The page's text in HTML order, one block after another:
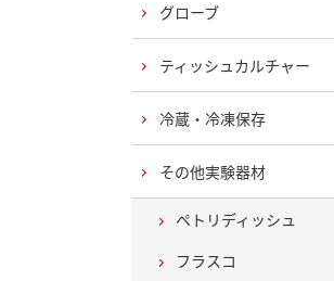
グローブ
ティッシュカルチャー
冷蔵・冷凍保存
その他実験器材
ペトリディッシュ
フラスコ